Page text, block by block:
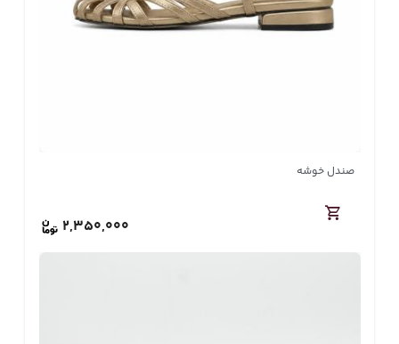
صندل خوشه
2,350,000